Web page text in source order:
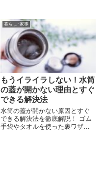
料理のニオイやタバコのニオ
イ、洗濯物のニオイなどの生活
臭が家の中に漂ってしまいま
す。 窓を開けて換...
暮らし･家事
もうイライラしない！水筒
の蓋が開かない理由とすぐ
できる解決法
水筒の蓋が開かない原因とすぐ
できる解決法を徹底解説！ ゴム
手袋やタオルを使った裏ワザか